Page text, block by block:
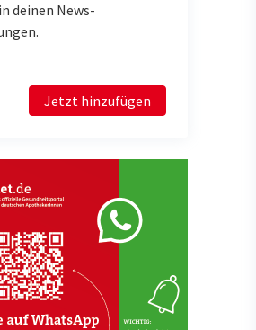
deinen News-
Jetzt hinzufügen